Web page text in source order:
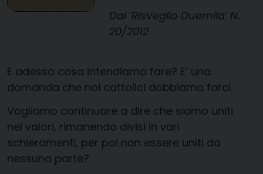
Dal ‘RisVeglio Duemila’ N.
20/2012
E adesso cosa intendiamo fare? E’ una
domanda che noi cattolici dobbiamo farci.
Vogliamo continuare a dire che siamo uniti
nei valori, rimanendo divisi in vari
schieramenti, per poi non essere uniti da
nessuna parte?